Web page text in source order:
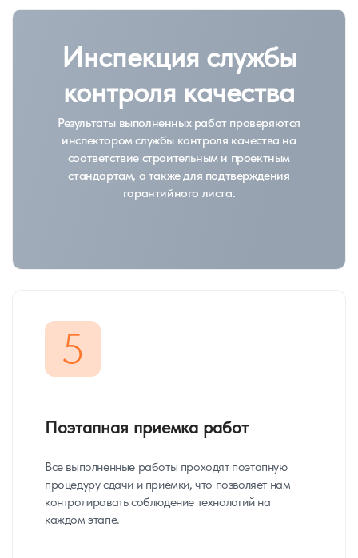
Инспекция службы
контроля качества
Результаты выполненных работ проверяются
инспектором службы контроля качества на
соответствие строительным и проектным
стандартам, а также для подтверждения
гарантийного листа.
5
Поэтапная приемка работ
Все выполненные работы проходят поэтапную
процедуру сдачи и приемки, что позволяет нам
контролировать соблюдение технологий на
каждом этапе.